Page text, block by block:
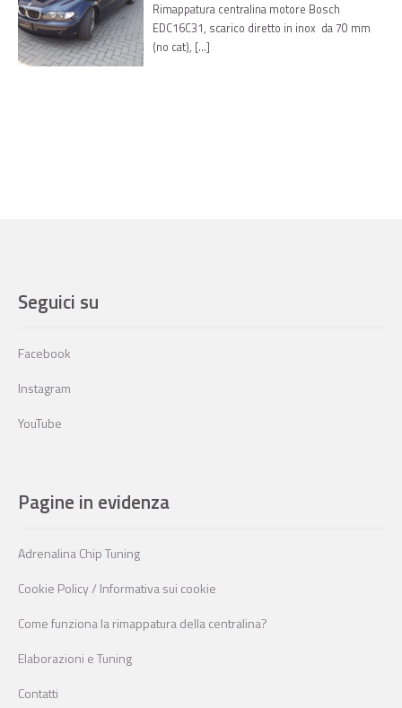
Rimappatura centralina motore Bosch
EDC16C31, scarico diretto in inox da 70 mm
(no cat), […]
Pagine in evidenza
Adrenalina Chip Tuning
Cookie Policy / Informativa sui cookie
Come funziona la rimappatura della centralina?
Elaborazioni e Tuning
Contatti
Seguici su
Facebook
Instagram
YouTube